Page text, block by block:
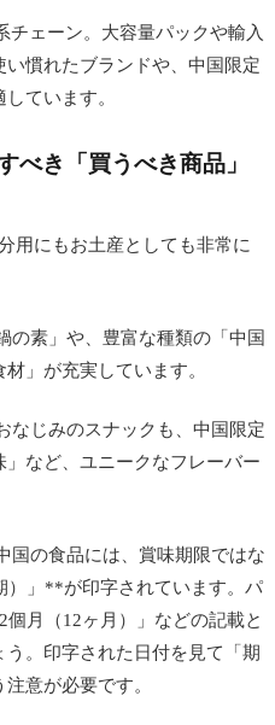
チェーン。大容量パックや輸入
慣れたブランドや、中国限定
ています。
べき「買うべき商品」
用にもお土産としても非常に
の素」や、豊富な種類の「中国
」が充実しています。
なじみのスナックも、中国限定
など、ユニークなフレーバー
国の食品には、賞味期限ではな
）」**が印字されています。パ
月（12ヶ月）」などの記載と
。印字された日付を見て「期
意が必要です。